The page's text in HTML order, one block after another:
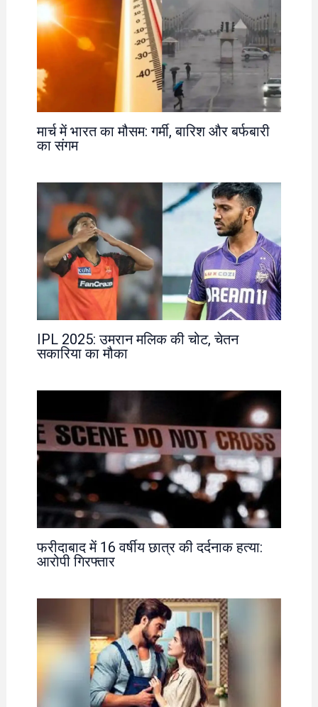
मार्च में भारत का मौसम: गर्मी, बारिश और बर्फबारी
का संगम
IPL 2025: उमरान मलिक की चोट, चेतन
सकारिया का मौका
फरीदाबाद में 16 वर्षीय छात्र की दर्दनाक हत्या:
आरोपी गिरफ्तार